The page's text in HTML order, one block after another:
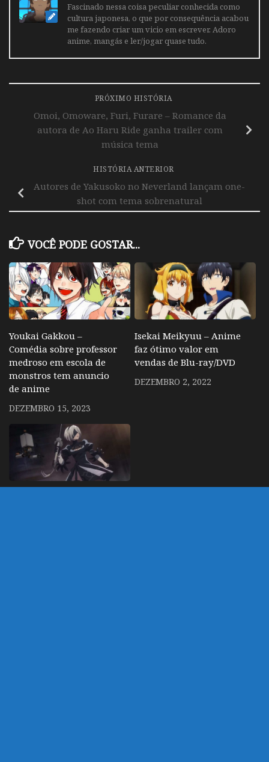
Fascinado nessa coisa peculiar conhecida como
cultura japonesa, o que por consequência acabou
me fazendo criar um vicio em escrever. Adoro
anime, mangás e ler/jogar quase tudo.
PRÓXIMO HISTÓRIA
Omoi, Omoware, Furi, Furare – Romance da
autora de Ao Haru Ride ganha trailer com
música tema
HISTÓRIA ANTERIOR
Autores de Yakusoko no Neverland lançam one-
shot com tema sobrenatural
VOCÊ PODE GOSTAR...
Youkai Gakkou –
Comédia sobre professor
medroso em escola de
monstros tem anuncio
de anime
DEZEMBRO 15, 2023
Isekai Meikyuu – Anime
faz ótimo valor em
vendas de Blu-ray/DVD
DEZEMBRO 2, 2022